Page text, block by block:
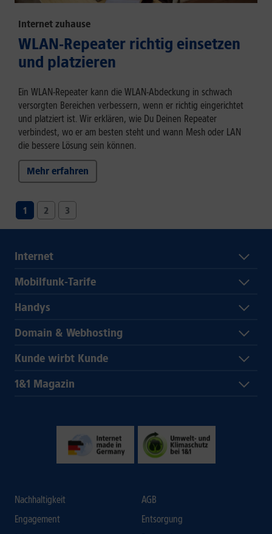
Internet zuhause
WLAN-Repeater richtig einsetzen
und platzieren
Ein WLAN-Repeater kann die WLAN-Abdeckung in schwach
versorgten Bereichen verbessern, wenn er richtig eingerichtet
und platziert ist. Wir erklären, wie Du Deinen Repeater
verbindest, wo er am besten steht und wann Mesh oder LAN
die bessere Lösung sein können.
Mehr erfahren
1 2 3
Internet
Mobilfunk-Tarife
Handys
Domain & Webhosting
Kunde wirbt Kunde
1&1 Magazin
Nachhaltigkeit
Engagement
AGB
Entsorgung